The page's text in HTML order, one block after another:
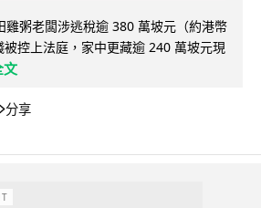
雞粥老闆涉逃稅逾 380 萬坡元（約港幣
控上法庭，家中更藏逾 240 萬坡元現
文
分享